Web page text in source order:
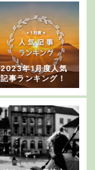
2023年1月度人気
記事ランキング！